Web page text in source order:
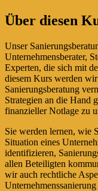
Über diesen
Unser
Unternehmensberater,
Experten, die sich mit
diesem Kurs werden
Sanierungsberatung
Strategien an die Hand
finanzieller Notlage zu
Sie werden lernen, wie
Situation eines
identifizieren,
allen Beteiligten
wir auch rechtliche